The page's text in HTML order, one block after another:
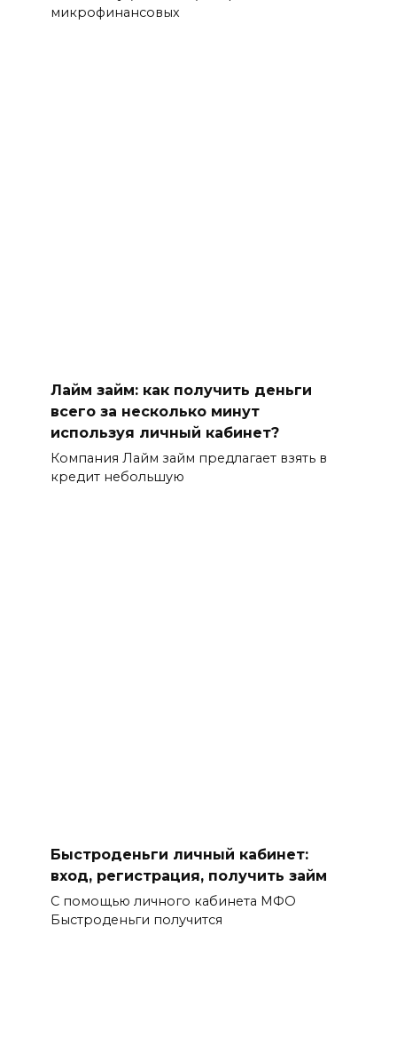
микрофинансовых
Лайм займ: как получить деньги
всего за несколько минут
используя личный кабинет?
Компания Лайм займ предлагает взять в
кредит небольшую
Быстроденьги личный кабинет:
вход, регистрация, получить займ
С помощью личного кабинета МФО
Быстроденьги получится